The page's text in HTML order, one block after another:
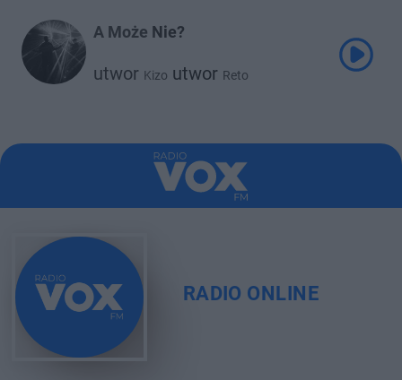
A Może Nie?
utwor Kizo utwor Reto
RADIO ONLINE